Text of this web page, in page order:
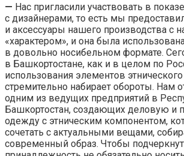
— Нас пригласили участвовать в
с дизайнерами, то есть мы
и аксессуары нашего производства с
«характером», и она была
в довольно носибельном формате.
в Башкортостане, как и в целом по
использования элементов
стремительно набирает обороты. Нам
одним из ведущих предприятий в
Башкортостан, создающих деловую и
одежду с этническим компонентом,
сочетать с актуальными вещами,
современный образ. Чтобы